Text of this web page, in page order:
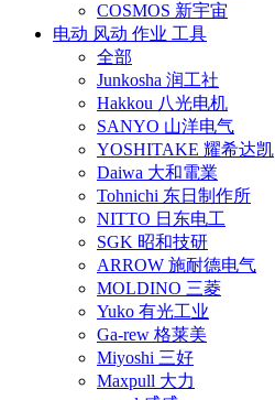
COSMOS 新宇宙
电动 风动 作业 工具
全部
Junkosha 润工社
Hakkou 八光电机
SANYO 山洋电气
YOSHITAKE 耀希达凯
Daiwa 大和電業
Tohnichi 东日制作所
NITTO 日东电工
SGK 昭和技研
ARROW 施耐德电气
MOLDINO 三菱
Yuko 有光工业
Ga-rew 格莱美
Miyoshi 三好
Maxpull 大力